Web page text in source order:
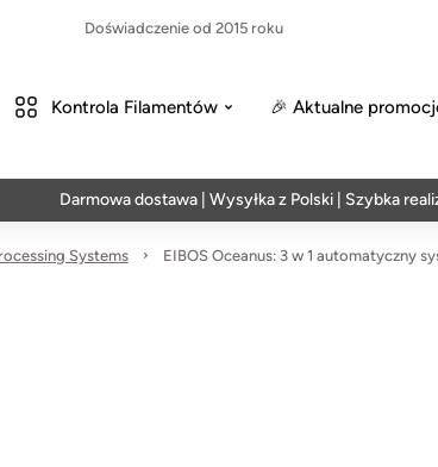
Doświadczenie od 2015 roku
Kontrola Filamentów 🎉 Aktualne
Darmowa dostawa | Wysyłka z Polski | Szybka realizacja
Systems EIBOS Oceanus: 3 w 1 automatyczny